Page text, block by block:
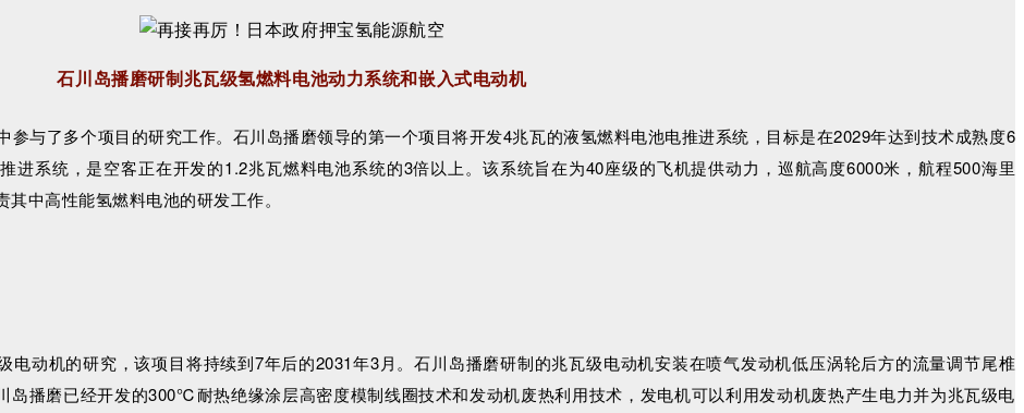
石川岛播磨研制兆瓦级氢燃料电池动力系统和嵌入式电动机
与了多个项目的研究工作。石川岛播磨领导的第一个项目将开发4兆瓦的液氢燃料电池电推进系统，目标是在2029年达到技术成熟度6
进系统，是空客正在开发的1.2兆瓦燃料电池系统的3倍以上。该系统旨在为40座级的飞机提供动力，巡航高度6000米，航程500海里
中高性能氢燃料电池的研发工作。
动机的研究，该项目将持续到7年后的2031年3月。石川岛播磨研制的兆瓦级电动机安装在喷气发动机低压涡轮后方的流量调节尾椎
岛播磨已经开发的300℃耐热绝缘涂层高密度模制线圈技术和发动机废热利用技术，发电机可以利用发动机废热产生电力并为兆瓦级电